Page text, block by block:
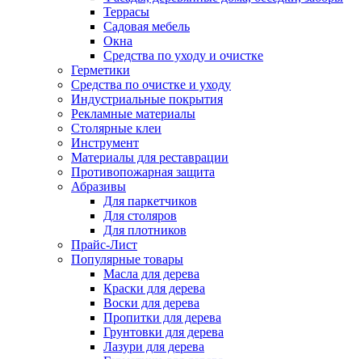
Террасы
Садовая мебель
Окна
Средства по уходу и очистке
Герметики
Средства по очистке и уходу
Индустриальные покрытия
Рекламные материалы
Столярные клеи
Инструмент
Материалы для реставрации
Противопожарная защита
Абразивы
Для паркетчиков
Для столяров
Для плотников
Прайс-Лист
Популярные товары
Масла для дерева
Краски для дерева
Воски для дерева
Пропитки для дерева
Грунтовки для дерева
Лазури для дерева